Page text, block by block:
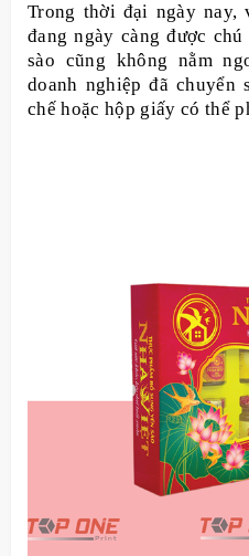
Trong thời đại ngày nay,
đang ngày càng được
sào cũng không nằm
doanh nghiệp đã chuyển
chế hoặc hộp giấy có thể